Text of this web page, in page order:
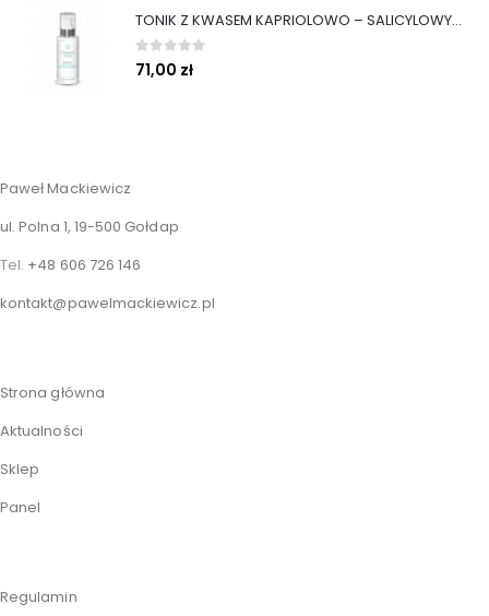
TONIK Z KWASEM KAPRIOLOWO – SALICYLOWYM 200 ml
0out of 5
71,00 zł
Paweł Mackiewicz
ul. Polna 1, 19-500 Gołdap
Tel. +48 606 726 146
kontakt@pawelmackiewicz.pl
Strona główna
Aktualności
Sklep
Panel
Regulamin